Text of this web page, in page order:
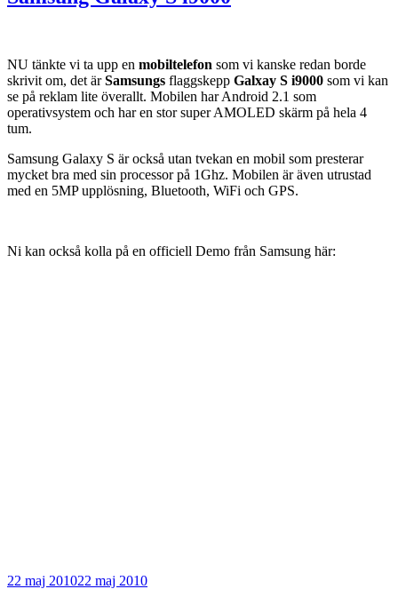
NU tänkte vi ta upp en mobiltelefon som vi kanske redan borde
skrivit om, det ärSamsungs flaggskepp Galxay S i9000 som vi kan
se på reklam lite överallt. Mobilen har Android 2.1 som
operativsystem och har en stor super AMOLED skärm på hela 4
tum.
Samsung Galaxy S är också utan tvekan en mobil som presterar
mycket bra med sin processor på 1Ghz. Mobilen är även utrustad
med en 5MP upplösning, Bluetooth, WiFi och GPS.
Ni kan också kolla på en officiell Demo från Samsung här:
Publicerat
22 maj 201022 maj 2010